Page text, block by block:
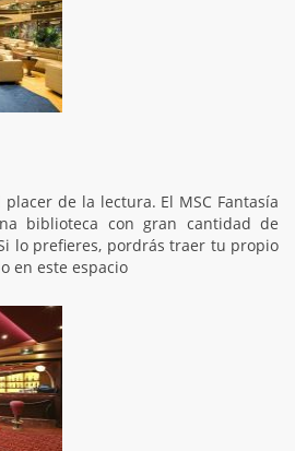
de la lectura. El MSC Fantasía
biblioteca con gran cantidad de
lo prefieres, pordrás traer tu propio
en este espacio